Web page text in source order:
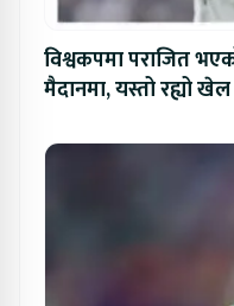
विश्वकपमा पराजित
मैदानमा, यस्तो रह्यो खेल